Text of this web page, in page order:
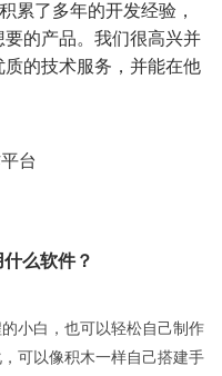
累了多年的开发经验，
的产品。我们很高兴并
的技术服务，并能在他
么软件？
小白，也可以轻松自己制作
可以像积木一样自己搭建手